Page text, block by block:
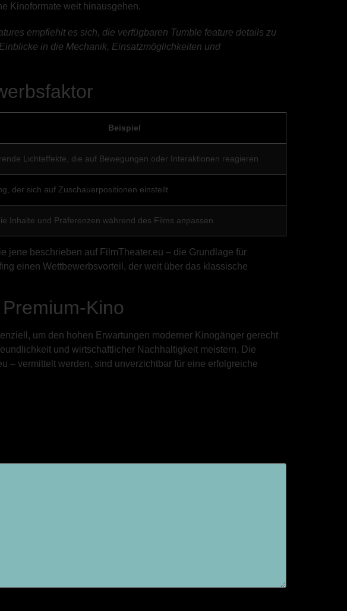
Kinoformate weit hinausgehen.
empfiehlt es sich, die verfügbaren Tumble feature details zu
in die Mechanik, Einsatzmöglichkeiten und
Beispiel
Lichteffekte, die auf Bewegungen oder Interaktionen reagieren
der sich auf Zuschauerpositionen einstellt
Inhalte und Präferenzen während des Films anpassen
jene beschrieben auf FilmTheater.eu – die Grundlage für
einen Wettbewerbsvorteil, der weit über das klassische
Kino
um den hohen Erwartungen moderner Kinogänger gerecht
und wirtschaftlicher Nachhaltigkeit meistern. Die
– vermittelt werden, sind unverzichtbar für eine erfolgreiche